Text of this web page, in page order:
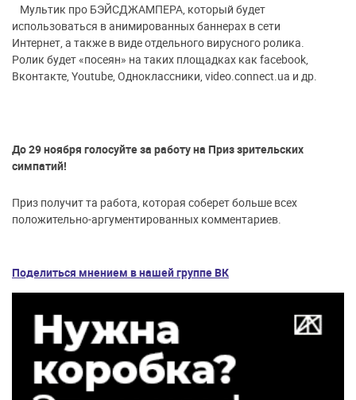
Мультик про БЭЙСДЖАМПЕРА, который будет
использоваться в анимированных баннерах в сети
Интернет, а также в виде отдельного вирусного ролика.
Ролик будет «посеян» на таких площадках как facebook,
Вконтакте, Youtube, Одноклассники, video.connect.ua и др.
До 29 ноября голосуйте за работу на Приз зрительских
симпатий!
Приз получит та работа, которая соберет больше всех
положительно-аргументированных комментариев.
Поделиться мнением в нашей группе ВК